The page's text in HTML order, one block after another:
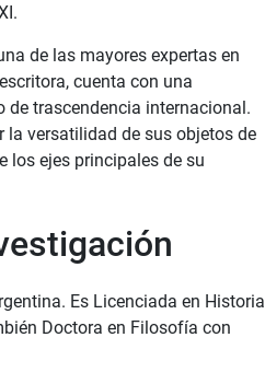
de las mayores expertas en
cuenta con una
de trascendencia internacional.
la versatilidad de sus objetos de
los ejes principales de su
Es Licenciada en Historia
Doctora en Filosofía con